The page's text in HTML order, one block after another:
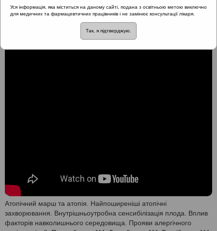
«Атопічний марш» у
Атопічний марш та атопія. Найпоширеніші атопічні
захворювання. Внутрішньоутробна сенсибілізація плода. Вплив
факторів навколишнього середовища. Прояви алергічного
Уся інформація, яка міститься на даному сайті, подана з освітньою метою виключно
для медичних та фармацевтичних працівників і не замінює консультації лікаря.
Так, я підтверджую.